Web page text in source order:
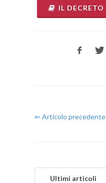
IL DECRETO
⇐ Articolo precedente
Ultimi articoli